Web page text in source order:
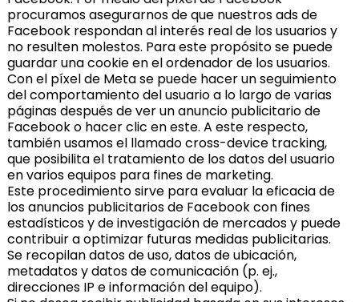
procuramos asegurarnos de que nuestros ads de
Facebook respondan al interés real de los usuarios y
no resulten molestos. Para este propósito se puede
guardar una cookie en el ordenador de los usuarios.
Con el píxel de Meta se puede hacer un seguimiento
del comportamiento del usuario a lo largo de varias
páginas después de ver un anuncio publicitario de
Facebook o hacer clic en este. A este respecto,
también usamos el llamado cross-device tracking,
que posibilita el tratamiento de los datos del usuario
en varios equipos para fines de marketing.
Este procedimiento sirve para evaluar la eficacia de
los anuncios publicitarios de Facebook con fines
estadísticos y de investigación de mercados y puede
contribuir a optimizar futuras medidas publicitarias.
Se recopilan datos de uso, datos de ubicación,
metadatos y datos de comunicación (p. ej.,
direcciones IP e información del equipo).